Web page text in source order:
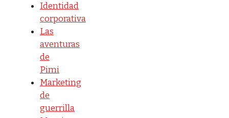
Identidad
corporativa
Las
aventuras
de
Pimi
Marketing
de
guerrilla